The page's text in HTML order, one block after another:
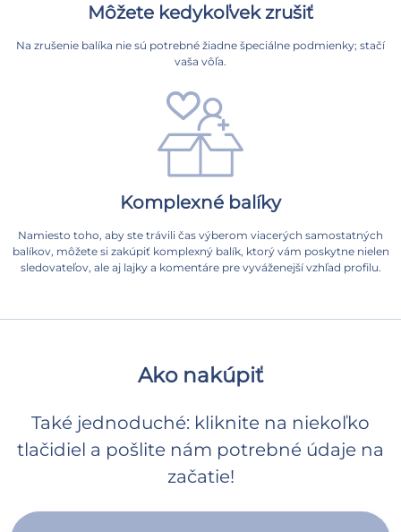
Môžete kedykoľvek zrušiť
Na zrušenie balíka nie sú potrebné žiadne špeciálne podmienky; stačí
vaša vôľa.
Komplexné balíky
Namiesto toho, aby ste trávili čas výberom viacerých samostatných
balíkov, môžete si zakúpiť komplexný balík, ktorý vám poskytne nielen
sledovateľov, ale aj lajky a komentáre pre vyváženejší vzhľad profilu.
Ako nakúpiť
Také jednoduché: kliknite na niekoľko
tlačidiel a pošlite nám potrebné údaje na
začatie!